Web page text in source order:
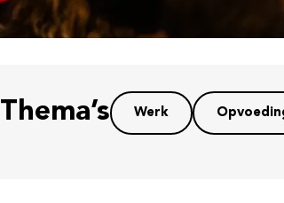
Thema’s Werk